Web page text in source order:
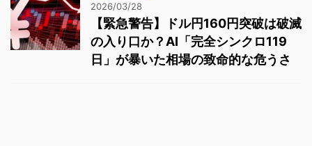
2026/03/28
【緊急警告】ドル円160円突破は破滅
の入り口か？AI「完全シンクロ119
日」が暴いた相場の致命的な危うさ